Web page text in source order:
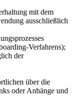
mit dem
ausschließlich
Verfahrens);
der
über die
oder Anhänge und